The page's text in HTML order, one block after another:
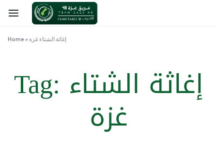
Home» إغاثة الشتاء غزة
Tag: إغاثة الشتاء
غزة